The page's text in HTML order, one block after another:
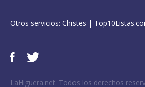
Otros servicios: Chistes |
LaHiguera.net. Todos los derechos